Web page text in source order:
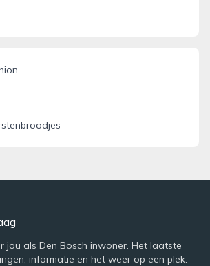
jou als Den Bosch inwoner. Het laatste
informatie en het weer op een plek.